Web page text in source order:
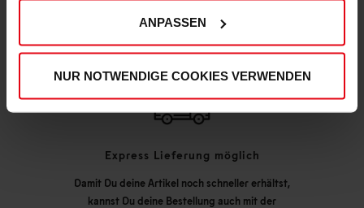
ANPASSEN
NUR NOTWENDIGE COOKIES VERWENDEN
Express Lieferung möglich
Damit Du deine Artikel noch schneller erhältst,
kannst Du deine Bestellung auch mit der